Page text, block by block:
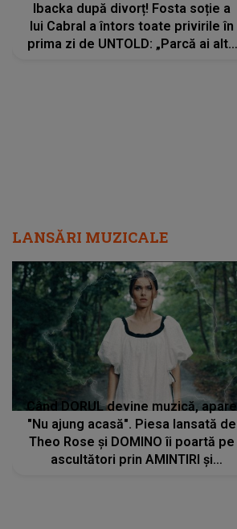
Ibacka după divorț! Fosta soție a
lui Cabral a întors toate privirile în
prima zi de UNTOLD: „Parcă ai altă
LANSĂRI MUZICALE
Când DORUL devine muzică, apare
"Nu ajung acasă". Piesa lansată de
Theo Rose și DOMINO îi poartă pe
ascultători prin AMINTIRI și